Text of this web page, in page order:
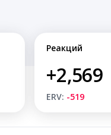
Реакций
+2,569
ERV: -519